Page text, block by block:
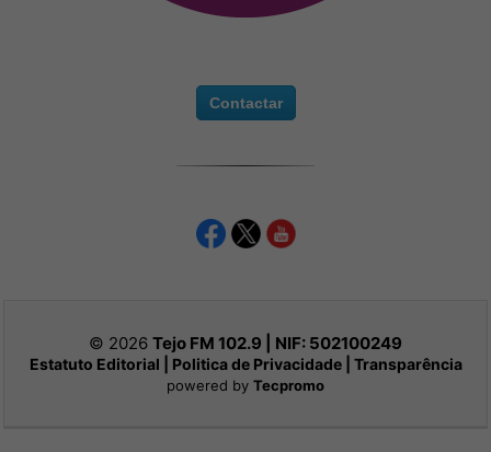
Contactar
© 2026 Tejo FM 102.9 | NIF: 502100249
Estatuto Editorial Politica de Privacidade| Transparência
powered by Tecpromo